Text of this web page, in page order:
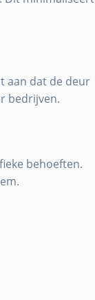
aan dat de deur
bedrijven.
behoeften.